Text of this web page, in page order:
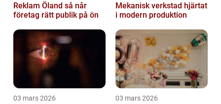
Reklam Öland så når
företag rätt publik på ön
Mekanisk verkstad hjärtat
i modern produktion
03 mars 2026 03 mars 2026